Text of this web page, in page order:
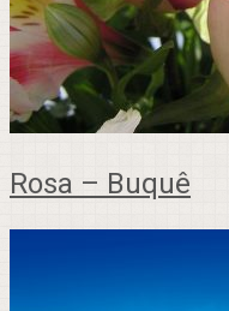
Rosa – Buquê